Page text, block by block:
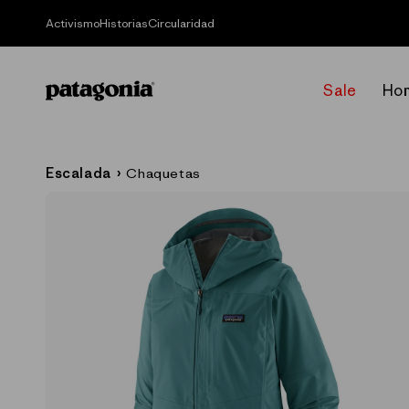
directamente
ActivismoHistoriasCircularidad
Sale
Escalada › Chaquetas
Ir